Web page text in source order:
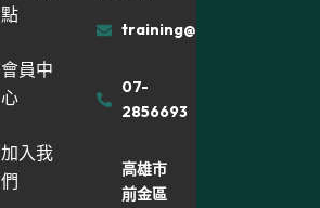
點
會員中
心
加入我
們
training@muyiland.com
07-
2856693
高雄市
前金區